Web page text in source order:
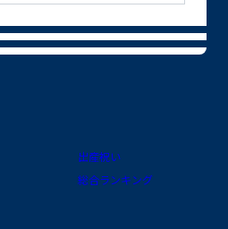
出産祝い
総合ランキング